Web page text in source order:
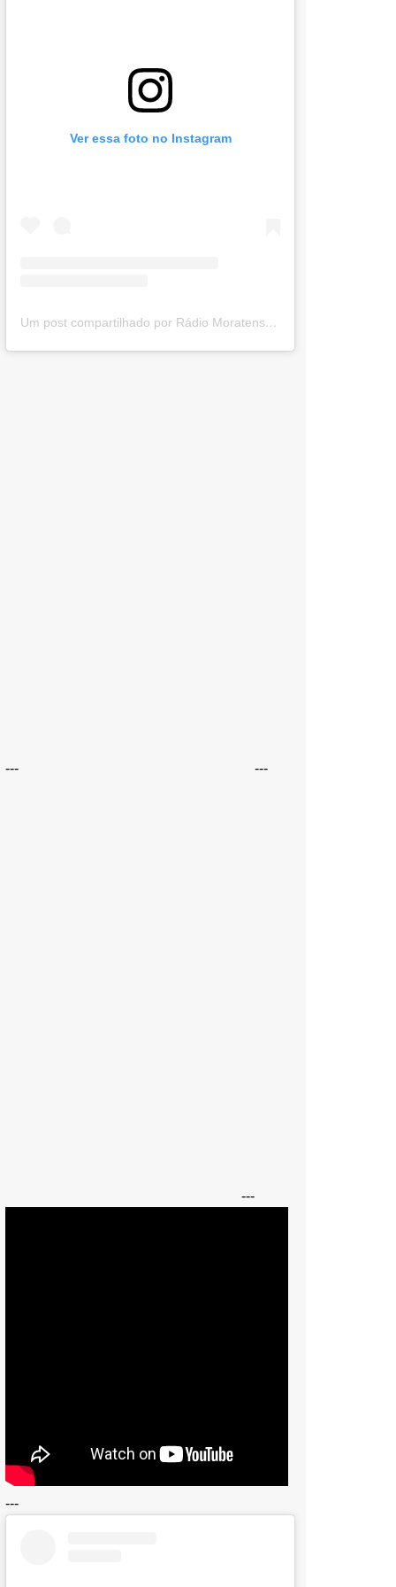
Ver essa foto no Instagram
Um post compartilhado por Rádio Moratense (@radio_moratense)
--- ---
---
---